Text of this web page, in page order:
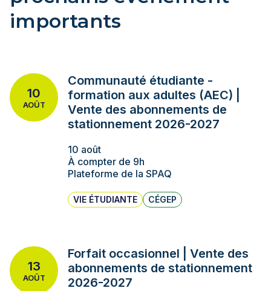
importants
10
AOÛT
Communauté étudiante -
formation aux adultes (AEC) |
Vente des abonnements de
stationnement 2026-2027
10 août
À compter de 9h
Plateforme de la SPAQ
VIE ÉTUDIANTE CÉGEP
13
AOÛT
Forfait occasionnel | Vente des
abonnements de stationnement
2026-2027